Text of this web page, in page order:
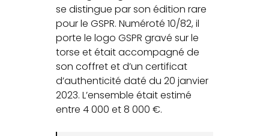
se distingue par son édition rare
pour le GSPR. Numéroté 10/82, il
porte le logo GSPR gravé sur le
torse et était accompagné de
son coffret et d’un certificat
d’authenticité daté du 20 janvier
2023. L’ensemble était estimé
entre 4 000 et 8 000 €.